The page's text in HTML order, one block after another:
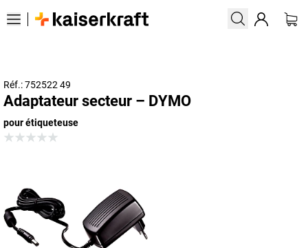
Réf.: 752522 49
Adaptateur secteur – DYMO
pour étiqueteuse